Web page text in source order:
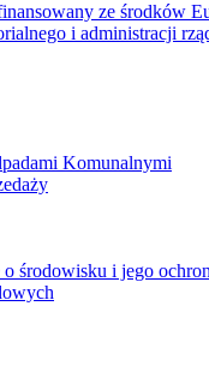
ze środków
i administracji
Komunalnymi
środowisku i jego